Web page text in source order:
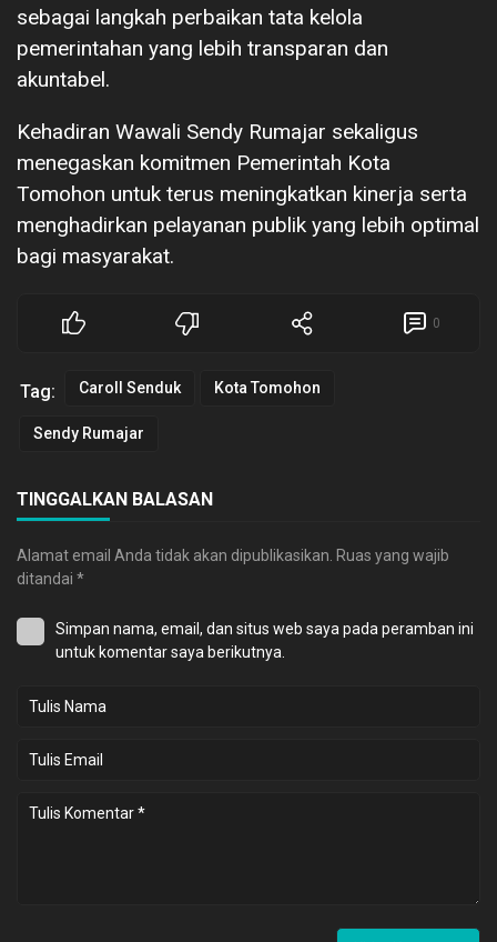
sebagai langkah perbaikan tata kelola
pemerintahan yang lebih transparan dan
akuntabel.
Kehadiran Wawali Sendy Rumajar sekaligus
menegaskan komitmen Pemerintah Kota
Tomohon untuk terus meningkatkan kinerja serta
menghadirkan pelayanan publik yang lebih optimal
bagi masyarakat.
0
Tag: Caroll Senduk Kota Tomohon
Sendy Rumajar
TINGGALKAN BALASAN
Alamat email Anda tidak akan dipublikasikan. Ruas yang wajib
ditandai *
Simpan nama, email, dan situs web saya pada peramban ini
untuk komentar saya berikutnya.